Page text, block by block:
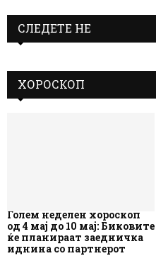
СЛЕДЕТЕ НЕ
ХОРОСКОП
Голем неделен хороскоп
од 4 мај до 10 мај: Биковите
ќе планираат заедничка
иднина со партнерот